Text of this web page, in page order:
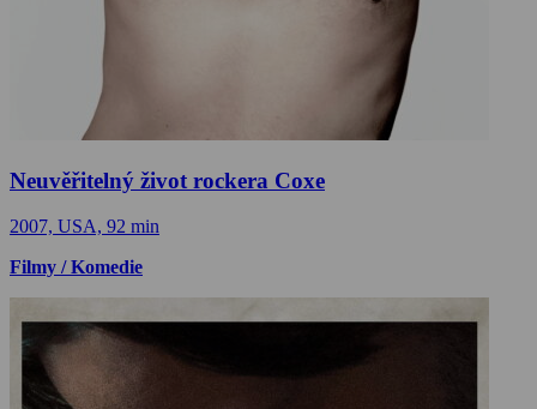
Neuvěřitelný život rockera Coxe
2007, USA, 92 min
Filmy / Komedie